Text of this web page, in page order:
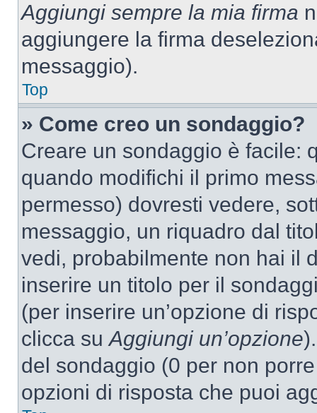
Aggiungi sempre la mia firma
aggiungere la firma
messaggio).
Top
» Come creo un sondaggio?
Creare un sondaggio è facile:
quando modifichi il primo
permesso) dovresti vedere,
messaggio, un riquadro dal
vedi, probabilmente non hai il
inserire un titolo per il
(per inserire un’opzione di
clicca suAggiungi un’opzione
del sondaggio (0 per non
opzioni di risposta che puoi